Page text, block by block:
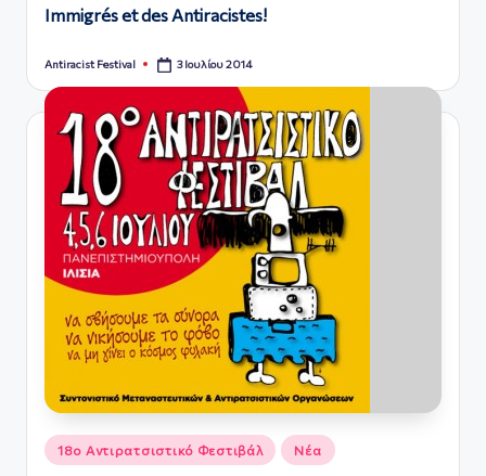
Immigrés et des Antiracistes!
Συγγραφέας:
Antiracist Festival 3 Ιουλίου 2014
Αναρτήθηκε
σε
18ο Αντιρατσιστικό Φεστιβάλ Νέα